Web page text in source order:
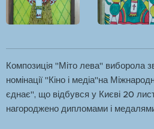
Композиція "Міто лева" виборола
номінації "Кіно і медіа"на
єднає", що відбувся у Києві 20
нагороджено дипломами і